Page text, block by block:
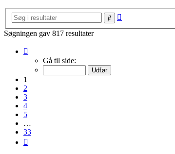
Søg
Søgningen gav 817 resultater
Gå til side:
1
2
3
4
5
…
33